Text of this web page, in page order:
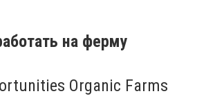
на ферму
Organic Farms